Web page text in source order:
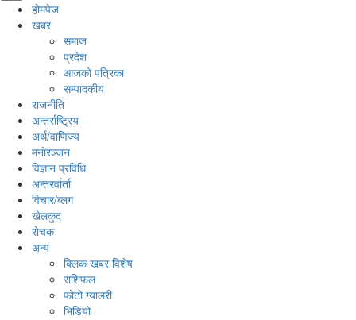
होमपेज
खबर
समाज
प्रदेश
आजको पत्रिका
सम्पादकीय
राजनीति
अन्तर्राष्ट्रिय
अर्थ/वाणिज्य
मनाेरञ्जन
विज्ञान प्रविधि
अन्तरर्वार्ता
विचार/ब्लग
खेलकुद
रोचक
अन्य
क्लिक खबर विशेष
राशिफल
फोटो ग्यालरी
भिडियो